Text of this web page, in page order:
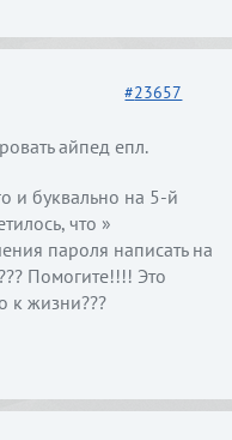
#23657
айпед епл.
и буквально на 5-й
что »
пароля написать на
Помогите!!!! Это
к жизни???